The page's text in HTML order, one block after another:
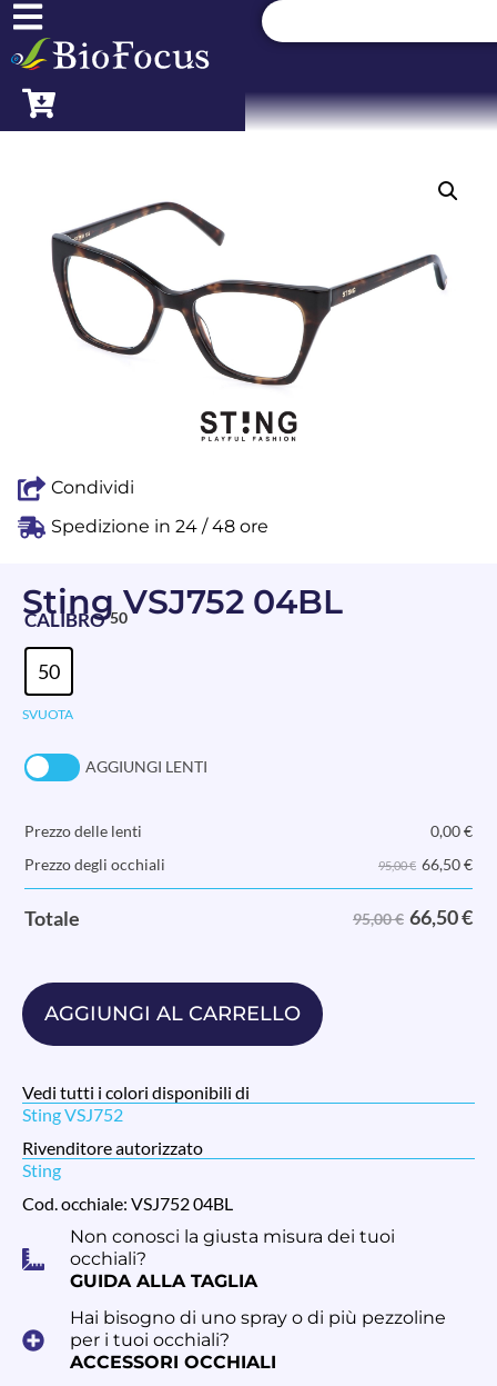
Condividi
Spedizione in 24 / 48 ore
Sting VSJ752 04BL
CALIBRO 50
50
SVUOTA
AGGIUNGI LENTI
Prezzo delle lenti 0,00€
Prezzo degli occhiali
95,00 € 66,50€
Totale 95,00 € 66,50€
AGGIUNGI AL CARRELLO
Vedi tutti i colori disponibili di
Sting VSJ752
Rivenditore autorizzato
Sting
Cod. occhiale: VSJ752 04BL
Non conosci la giusta misura dei tuoi
occhiali?
GUIDA ALLA TAGLIA
Hai bisogno di uno spray o di più pezzoline
per i tuoi occhiali?
ACCESSORI OCCHIALI